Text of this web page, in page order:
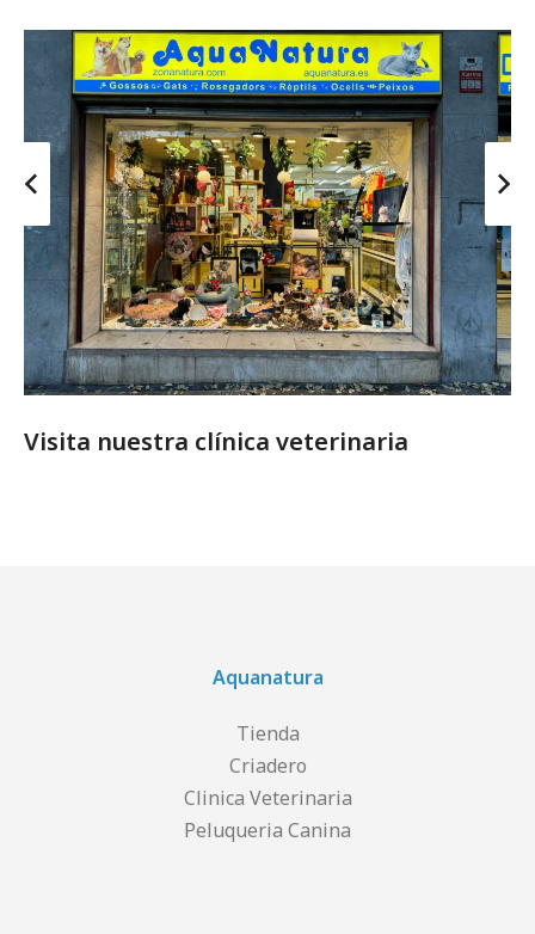
Visita nuestra clínica veterinaria
Aquanatura
Tienda
Criadero
Clinica Veterinaria
Peluqueria Canina